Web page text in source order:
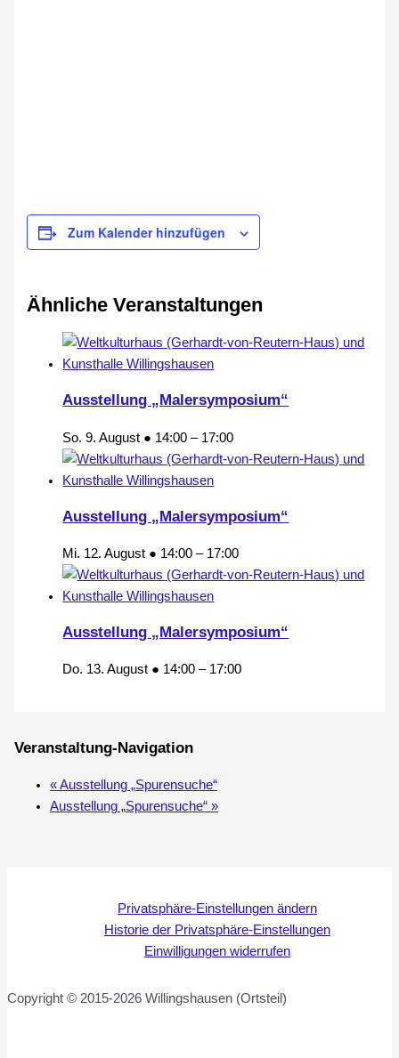
Zum Kalender hinzufügen
Ähnliche Veranstaltungen
Ausstellung „Malersymposium“
So. 9. August ● 14:00 – 17:00
Ausstellung „Malersymposium“
Mi. 12. August ● 14:00 – 17:00
Ausstellung „Malersymposium“
Do. 13. August ● 14:00 – 17:00
Veranstaltung-Navigation
«Ausstellung „Spurensuche“
Ausstellung „Spurensuche“ »
Privatsphäre-Einstellungen ändern
Historie der Privatsphäre-Einstellungen
Einwilligungen widerrufen
Copyright © 2015-2026 Willingshausen (Ortsteil)